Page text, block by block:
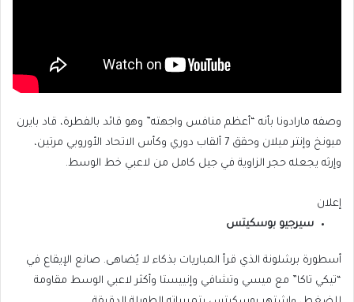
وصفه مارادونا بأنه “أعظم منافس واجهته” وهو قائد بالفطرة، قاد بايرن
ميونخ وإنتر ميلان وحقق 7 ألقاب دوري وكأس الاتحاد الأوروبي مرتين،
وإرثه يجعله حجر الزاوية في جيل كامل من لاعبي خط الوسط.
إعلان
سيرجيو بوسكيتس
أسطورة برشلونة الذي قرأ المباريات بذكاء لا يُضاهى. صانع الإيقاع في
“تيكي تاكا” مع ميسي وتشافي وإنييستا وأكثر لاعبي الوسط مقاومة